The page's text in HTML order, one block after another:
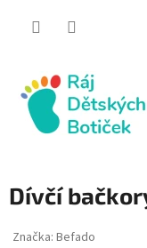
Dívčí
Značka: Befado